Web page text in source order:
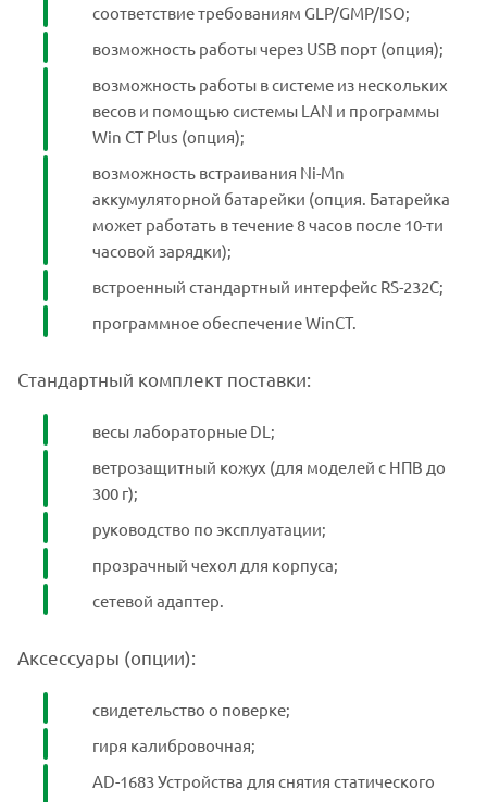
соответствие требованиям GLP/GMP/ISO;
возможность работы через USB порт (опция);
возможность работы в системе из нескольких
весов и помощью системы LAN и программы
Win CT Plus (опция);
возможность встраивания Ni-Mn
аккумуляторной батарейки (опция. Батарейка
может работать в течение 8 часов после 10-ти
часовой зарядки);
встроенный стандартный интерфейс RS-232C;
программное обеспечение WinCT.
Стандартный комплект поставки:
весы лабораторные DL;
ветрозащитный кожух (для моделей с НПВ до
300 г);
руководство по эксплуатации;
прозрачный чехол для корпуса;
сетевой адаптер.
Аксессуары (опции):
свидетельство о поверке;
гиря калибровочная;
AD-1683 Устройства для снятия статического